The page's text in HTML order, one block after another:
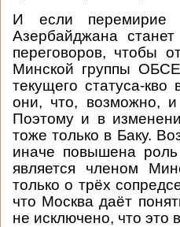
И если перемирие
Азербайджана
переговоров, чтобы
Минской группы
текущего статуса-
они, что, возможно,
Поэтому и в
тоже только в Баку.
иначе повышена
является членом
только о трёх
что Москва даёт
не исключено, что это